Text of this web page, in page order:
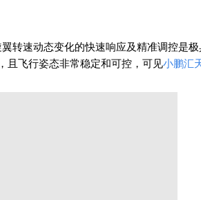
转速动态变化的快速响应及精准调控是
且飞行姿态非常稳定和可控，可见小鹏汇